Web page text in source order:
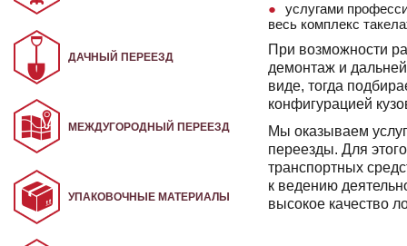
услугами
весь комплекс
При возможности
демонтаж и
виде, тогда
конфигурацией
Мы оказываем
переезды. Для
транспортных
к ведению
высокое качество
ДАЧНЫЙ ПЕРЕЕЗД
МЕЖДУГОРОДНЫЙ ПЕРЕЕЗД
УПАКОВОЧНЫЕ МАТЕРИАЛЫ